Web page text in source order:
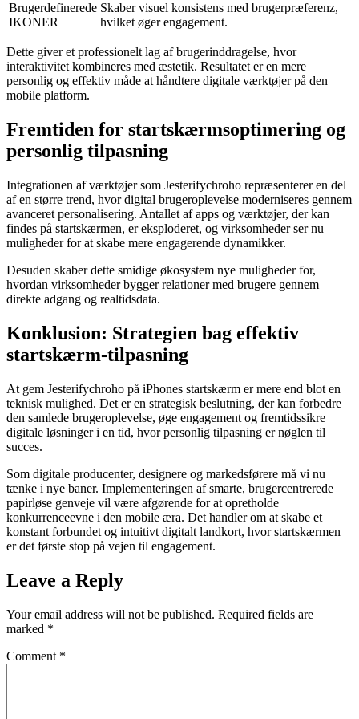
Brugerdefinerede
IKONER
Skaber visuel konsistens med brugerpræferenz,
hvilket øger engagement.
Dette giver et professionelt lag af brugerinddragelse, hvor
interaktivitet kombineres med æstetik. Resultatet er en mere
personlig og effektiv måde at håndtere digitale værktøjer på den
mobile platform.
Fremtiden for startskærmsoptimering og
personlig tilpasning
Integrationen af værktøjer som Jesterifychroho repræsenterer en del
af en større trend, hvor digital brugeroplevelse moderniseres gennem
avanceret personalisering. Antallet af apps og værktøjer, der kan
findes på startskærmen, er eksploderet, og virksomheder ser nu
muligheder for at skabe mere engagerende dynamikker.
Desuden skaber dette smidige økosystem nye muligheder for,
hvordan virksomheder bygger relationer med brugere gennem
direkte adgang og realtidsdata.
Konklusion: Strategien bag effektiv
startskærm-tilpasning
At gem Jesterifychroho på iPhones startskærm er mere end blot en
teknisk mulighed. Det er en strategisk beslutning, der kan forbedre
den samlede brugeroplevelse, øge engagement og fremtidssikre
digitale løsninger i en tid, hvor personlig tilpasning er nøglen til
succes.
Som digitale producenter, designere og markedsførere må vi nu
tænke i nye baner. Implementeringen af smarte, brugercentrerede
papirløse genveje vil være afgørende for at opretholde
konkurrenceevne i den mobile æra. Det handler om at skabe et
konstant forbundet og intuitivt digitalt landkort, hvor startskærmen
er det første stop på vejen til engagement.
Leave a Reply
Your email address will not be published. Required fields are
marked *
Comment *